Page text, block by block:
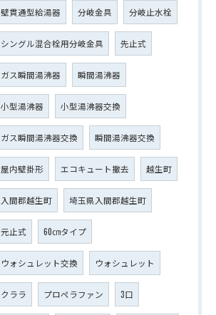
壁貫通型給湯器 分岐金具 分岐止水栓
シングル混合栓用分岐金具 先止式
ガス瞬間湯沸器 瞬間湯沸器
小型湯沸器 小型湯沸器交換
ガス瞬間湯沸器交換 瞬間湯沸器交換
屋内壁掛形 エコキュート撤去 越生町
入間郡越生町 埼玉県入間郡越生町
元止式 60㎝タイプ
ウォシュレット交換 ウォシュレット
クララ プロペラファン 3口